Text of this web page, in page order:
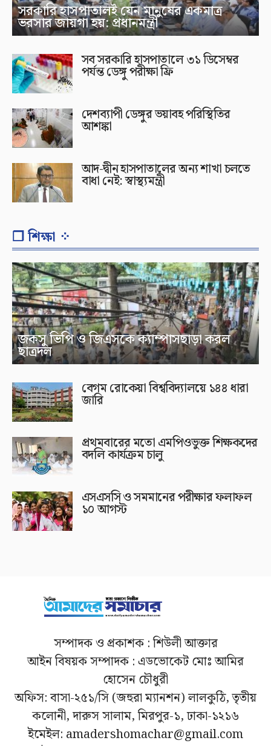
সরকারি হাসপাতালই যেন মানুষের একমাত্র
ভরসার জায়গা হয়: প্রধানমন্ত্রী
সব সরকারি হাসপাতালে ৩১ ডিসেম্বর
পর্যন্ত ডেঙ্গু পরীক্ষা ফ্রি
দেশব্যাপী ডেঙ্গুর ভয়াবহ পরিস্থিতির
আশঙ্কা
আদ-দ্বীন হাসপাতালের অন্য শাখা চলতে
বাধা নেই: স্বাস্থ্যমন্ত্রী
❐ শিক্ষা ⁘
জকসু ভিপি ও জিএসকে ক্যাম্পাসছাড়া করল
ছাত্রদল
বেগম রোকেয়া বিশ্ববিদ্যালয়ে ১৪৪ ধারা
জারি
প্রথমবারের মতো এমপিওভুক্ত শিক্ষকদের
বদলি কার্যক্রম চালু
এসএসসি ও সমমানের পরীক্ষার ফলাফল
১০ আগস্ট
সম্পাদক ও প্রকাশক : শিউলী আক্তার
আইন বিষয়ক সম্পাদক : এডভোকেট মোঃ আমির
হোসেন চৌধুরী
অফিস: বাসা-২৫১/সি (জহুরা ম্যানশন) লালকুঠি, তৃতীয়
কলোনী, দারুস সালাম, মিরপুর-১, ঢাকা-১২১৬
ইমেইল: amadershomachar@gmail.com